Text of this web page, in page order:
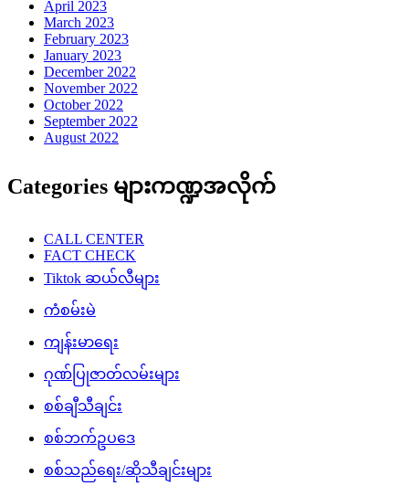
April 2023
March 2023
February 2023
January 2023
December 2022
November 2022
October 2022
September 2022
August 2022
Categories များကဏ္ဍအလိုက်
CALL CENTER
FACT CHECK
Tiktok ဆယ်လီများ
ကံစမ်းမဲ
ကျန်းမာရေး
ဂုဏ်ပြုဇာတ်လမ်းများ
စစ်ချီသီချင်း
စစ်ဘက်ဥပဒေ
စစ်သည်ရေး/ဆိုသီချင်းများ